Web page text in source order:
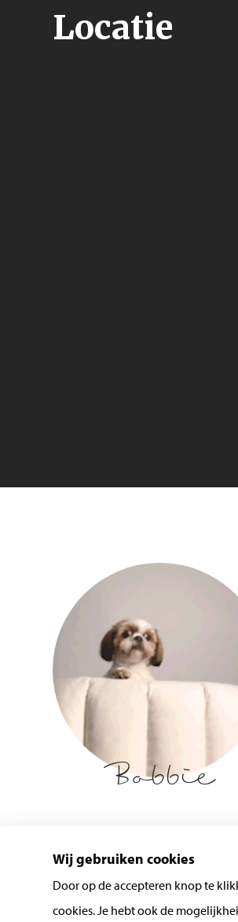
Locatie
Bobbie
Wij gebruiken cookies
Door op de accepteren knop te
cookies. Je hebt ook de